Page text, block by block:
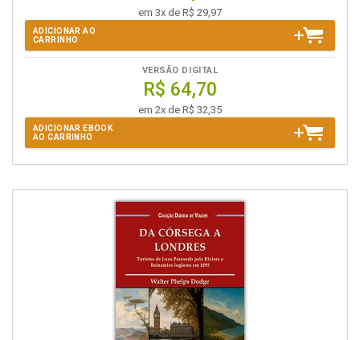
em 3x de R$ 29,97
ADICIONAR AO
CARRINHO
VERSÃO DIGITAL
R$ 64,70
em 2x de R$ 32,35
ADICIONAR EBOOK
AO CARRINHO